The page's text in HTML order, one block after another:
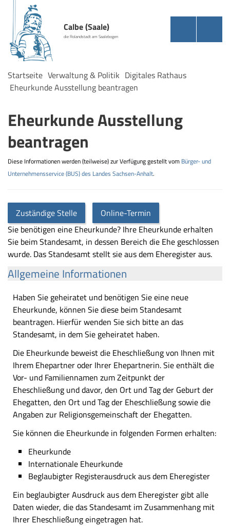
Calbe (Saale)
die Rolandstadt am Saalebogen
Startseite Verwaltung & Politik Digitales Rathaus
Eheurkunde Ausstellung beantragen
Eheurkunde Ausstellung
beantragen
Diese Informationen werden (teilweise) zur Verfügung gestellt vom Bürger- und
Unternehmensservice (BUS) des Landes Sachsen-Anhalt.
Zuständige Stelle
Online-Termin
Sie benötigen eine Eheurkunde? Ihre Eheurkunde erhalten
Sie beim Standesamt, in dessen Bereich die Ehe geschlossen
wurde. Das Standesamt stellt sie aus dem Eheregister aus.
Allgemeine Informationen
Haben Sie geheiratet und benötigen Sie eine neue
Eheurkunde, können Sie diese beim Standesamt
beantragen. Hierfür wenden Sie sich bitte an das
Standesamt, in dem Sie geheiratet haben.
Die Eheurkunde beweist die Eheschließung von Ihnen mit
Ihrem Ehepartner oder Ihrer Ehepartnerin. Sie enthält die
Vor- und Familiennamen zum Zeitpunkt der
Eheschließung und davor, den Ort und Tag der Geburt der
Ehegatten, den Ort und Tag der Eheschließung sowie die
Angaben zur Religionsgemeinschaft der Ehegatten.
Sie können die Eheurkunde in folgenden Formen erhalten:
Eheurkunde
Internationale Eheurkunde
Beglaubigter Registerausdruck aus dem Eheregister
Ein beglaubigter Ausdruck aus dem Eheregister gibt alle
Daten wieder, die das Standesamt im Zusammenhang mit
Ihrer Eheschließung eingetragen hat.